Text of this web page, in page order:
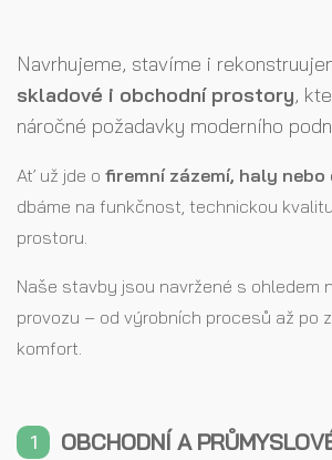
Navrhujeme, stavíme i
skladové i obchodní prostory,
náročné požadavky moderního
Ať už jde o firemní zázemí, haly nebo
dbáme na funkčnost, technickou
prostoru.
Naše stavby jsou navržené s ohledem
provozu – od výrobních procesů až po
komfort.
1
OBCHODNÍ A